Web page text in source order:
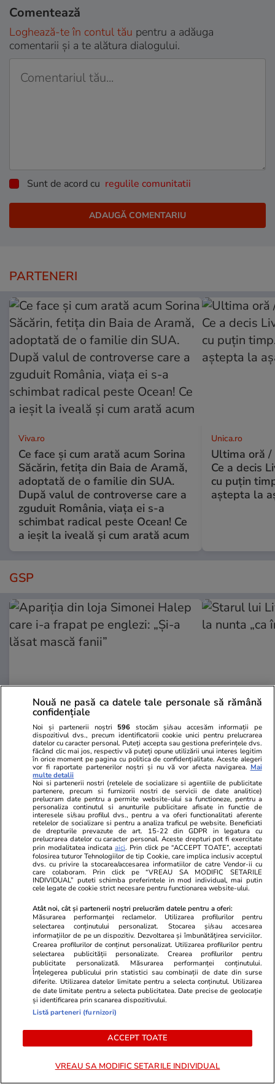
Comentează
Loghează-te în contul tău pentru a adăuga
comentarii și a te alătura dialogului.
Sunt de acord cu regulile comunitatii
PARTENERI
Viva.ro
Ce face și cum arată acum Sorina
Săcărin, fetița din Baia de Aramă,
adoptată de o familie din SUA.
După valul de controverse care a
zguduit România, viața ei s-a
schimbat radical peste Ocean! Ce
a ieșit la iveală și cum arată acum
Unica.ro
Ultima oră /
Ce a decis
cu puțin
aștepta la
GSP
GSP.RO
Apariția din loja Simonei Halep
care i-a frapat pe englezi: „Și-a
lăsat mască fanii”
GSP.RO
Starul lui
la nunta „ca
PARTENERI
Libertateapentrufemei.ro
Dieta verii 2026! Vedeta noastră
e de nerecunoscut! “Am plecat de
la 94 kg înainte de vacanță și am
ajuns la 75,8 kg. Așa am slăbit și
întorc acasă”
Avantaje.ro
îmbrăcat
României,
și pe Ursula
Nouă ne pasă ca datele tale personale să rămână
confidențiale
Noi și partenerii noștri 596 stocăm și/sau accesăm informații pe
dispozitivul dvs., precum identificatorii cookie unici pentru prelucrarea
datelor cu caracter personal. Puteți accepta sau gestiona preferințele dvs.
făcând clic mai jos, respectiv vă puteți opune utilizării unui interes legitim
în orice moment pe pagina cu politica de confidențialitate. Aceste alegeri
vor fi raportate partenerilor noștri și nu vă vor afecta navigarea. Mai
multe detalii
Noi si partenerii nostri (retelele de socializare si agentiile de publicitate
partenere, precum si furnizorii nostri de servicii de date analitice)
prelucram date pentru a permite website-ului sa functioneze, pentru a
personaliza continutul si anunturile publicitare afisate in functie de
interesele si/sau profilul dvs., pentru a va oferi functionalitati aferente
retelelor de socializare si pentru a analiza traficul pe website. Beneficiati
de drepturile prevazute de art. 15-22 din GDPR in legatura cu
prelucrarea datelor cu caracter personal. Aceste drepturi pot fi exercitate
prin modalitatea indicataaici. Prin click pe “ACCEPT TOATE”, acceptati
folosirea tuturor Tehnologiilor de tip Cookie, care implica inclusiv acceptul
dvs. cu privire la stocarea/accesarea informatiilor de catre Vendor-ii cu
care colaboram. Prin click pe “VREAU SA MODIFIC SETARILE
INDIVIDUAL” puteti schimba preferintele in mod individual, mai putin
cele legate de cookie strict necesare pentru functionarea website-ului.
Atât noi, cât și partenerii noștri prelucrăm datele pentru a oferi:
Măsurarea performanței reclamelor. Utilizarea profilurilor pentru
selectarea conținutului personalizat. Stocarea și/sau accesarea
informațiilor de pe un dispozitiv. Dezvoltarea și îmbunătățirea serviciilor.
Crearea profilurilor de conținut personalizat. Utilizarea profilurilor pentru
selectarea publicității personalizate. Crearea profilurilor pentru
publicitate personalizată. Măsurarea performanței conținutului.
Înțelegerea publicului prin statistici sau combinații de date din surse
diferite. Utilizarea datelor limitate pentru a selecta conținutul. Utilizarea
de date limitate pentru a selecta publicitatea. Date precise de geolocație
și identificarea prin scanarea dispozitivului.
Listă parteneri (furnizori)
ACCEPT TOATE
VREAU SA MODIFIC SETARILE INDIVIDUAL